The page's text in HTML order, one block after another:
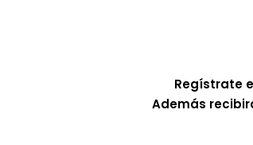
Regístrate
Además